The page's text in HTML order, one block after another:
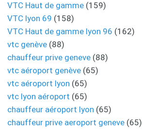
VTC Haut de gamme (159)
VTC lyon 69 (158)
VTC Haut de gamme lyon 96 (162)
vtc genève (88)
chauffeur prive geneve (88)
vtc aéroport genève (65)
vtc aéroport lyon (65)
vtc lyon aéroport (65)
chauffeur aéroport lyon (65)
chauffeur prive aeroport geneve (65)